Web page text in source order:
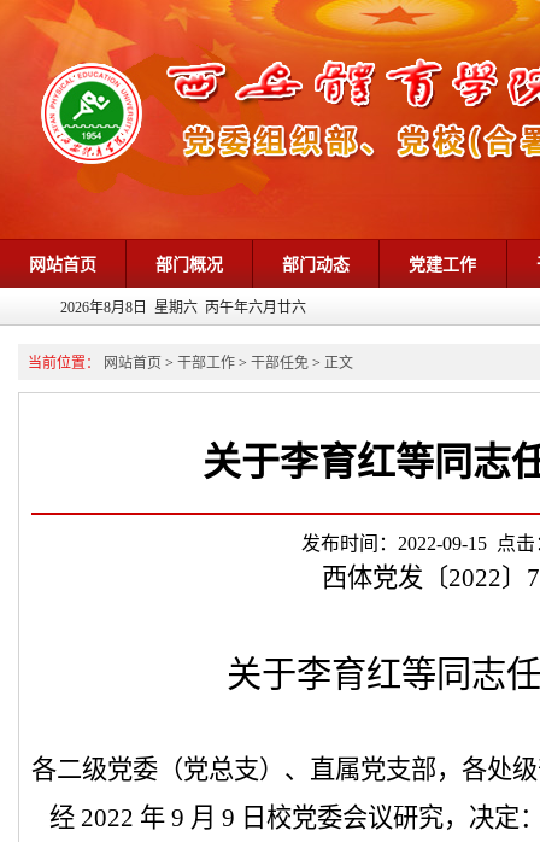
网站首页 部门概况 部门动态 党建工作
2026年8月8日 星期六 丙午年六月廿六
当前位置： 网站首页 > 干部工作 > 干部任免 > 正文
关于李育红等同志
发布时间：2022-09-15 点
西体党发〔2022〕
关于李育红等同志
各二级党委（党总支）、直属党支部，各处
经 2022 年 9 月 9 日校党委会议研究，决定